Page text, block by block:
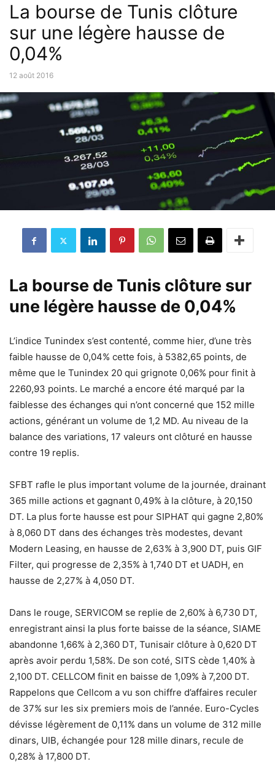
La bourse de Tunis clôture
sur une légère hausse de
0,04%
12 août 2016
La bourse de Tunis clôture sur
une légère hausse de 0,04%
L’indice Tunindex s’est contenté, comme hier, d’une très
faible hausse de 0,04% cette fois, à 5382,65 points, de
même que le Tunindex 20 qui grignote 0,06% pour finit à
2260,93 points. Le marché a encore été marqué par la
faiblesse des échanges qui n’ont concerné que 152 mille
actions, générant un volume de 1,2 MD. Au niveau de la
balance des variations, 17 valeurs ont clôturé en hausse
contre 19 replis.
SFBT rafle le plus important volume de la journée, drainant
365 mille actions et gagnant 0,49% à la clôture, à 20,150
DT. La plus forte hausse est pour SIPHAT qui gagne 2,80%
à 8,060 DT dans des échanges très modestes, devant
Modern Leasing, en hausse de 2,63% à 3,900 DT, puis GIF
Filter, qui progresse de 2,35% à 1,740 DT et UADH, en
hausse de 2,27% à 4,050 DT.
Dans le rouge, SERVICOM se replie de 2,60% à 6,730 DT,
enregistrant ainsi la plus forte baisse de la séance, SIAME
abandonne 1,66% à 2,360 DT, Tunisair clôture à 0,620 DT
après avoir perdu 1,58%. De son coté, SITS cède 1,40% à
2,100 DT. CELLCOM finit en baisse de 1,09% à 7,200 DT.
Rappelons que Cellcom a vu son chiffre d’affaires reculer
de 37% sur les six premiers mois de l’année. Euro-Cycles
dévisse légèrement de 0,11% dans un volume de 312 mille
dinars, UIB, échangée pour 128 mille dinars, recule de
0,28% à 17,800 DT.